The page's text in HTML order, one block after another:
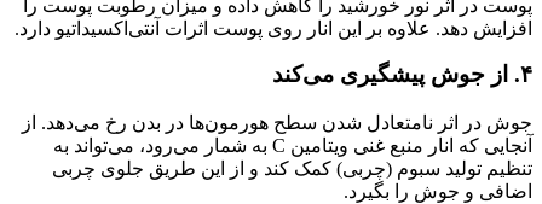
پوست در اثر نور خورشید را کاهش داده و میزان رطوبت پوست را
افزایش دهد. علاوه بر این انار روی پوست اثرات آنتی‌اکسیداتیو دارد.
۴. از جوش پیشگیری می‌کند
جوش در اثر نامتعادل شدن سطح هورمون‌ها در بدن رخ می‌دهد. از
آنجایی که انار منبع غنی ویتامین C به شمار می‌رود، می‌تواند به
تنظیم تولید سبوم (چربی) کمک کند و از این طریق جلوی چربی
اضافی و جوش را بگیرد.